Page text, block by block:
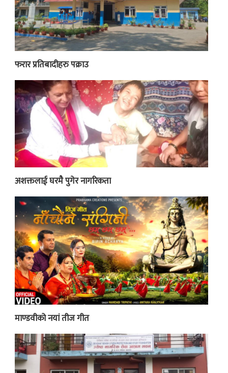
फरार प्रतिबादीहरु पक्राउ
अशक्तलाई घरमै पुगेर नागरिकता
माण्डवीको नयां तीज गीत